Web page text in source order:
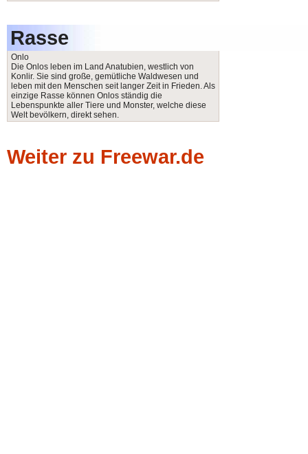
Rasse
Onlo
Die Onlos leben im Land Anatubien, westlich von
Konlir. Sie sind große, gemütliche Waldwesen und
leben mit den Menschen seit langer Zeit in Frieden. Als
einzige Rasse können Onlos ständig die
Lebenspunkte aller Tiere und Monster, welche diese
Welt bevölkern, direkt sehen.
Weiter zu Freewar.de